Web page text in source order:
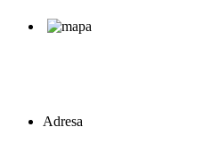
Adresa